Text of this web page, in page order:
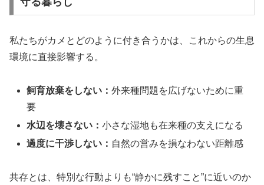
私たちがカメとどのように付き合うかは、これからの生息
環境に直接影響する。
飼育放棄をしない：外来種問題を広げないために重
要
水辺を壊さない：小さな湿地も在来種の支えになる
過度に干渉しない： 自然の営みを損なわない距離感
共存とは、特別な行動よりも“静かに残すこと”に近いのか